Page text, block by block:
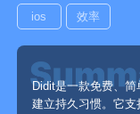
ios 效率
Didit是一款免费、
建立持久习惯。它